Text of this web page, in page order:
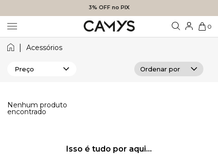
3% OFF no PIX
0
Acessórios
Preço
Nenhum produto
encontrado
Isso é tudo por aqui...